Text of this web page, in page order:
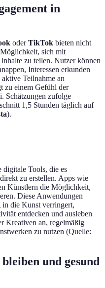
in
oderTikTok bieten nicht
sich mit
zu teilen. Nutzer können
Interessen erkunden
Teilnahme an
zu einem Gefühl der
Schätzungen zufolge
1,5 Stunden täglich auf
).
Tools, die es
zu erstellen. Apps wie
Künstlern die Möglichkeit,
Diese Anwendungen
in die Kunst verringert,
entdecken und ausleben
Kreativen an, regelmäßig
zu nutzen (Quelle:
und gesund